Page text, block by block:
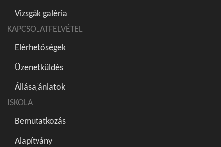
Vizsgák galéria
KAPCSOLATFELVÉTEL
Elérhetőségek
Üzenetküldés
Állásajánlatok
ISKOLA
Bemutatkozás
Alapítvány